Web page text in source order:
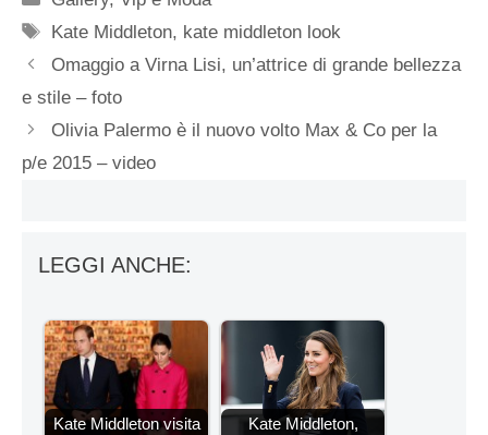
Tag
Kate Middleton, kate middleton look
Omaggio a Virna Lisi, un’attrice di grande bellezza
e stile – foto
Olivia Palermo è il nuovo volto Max & Co per la
p/e 2015 – video
LEGGI ANCHE:
Kate Middleton visita
Kate Middleton,